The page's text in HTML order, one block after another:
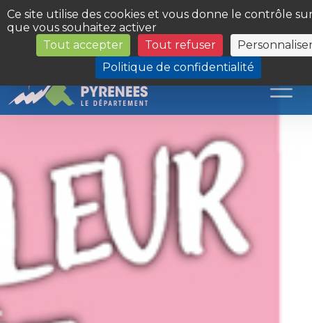
Panneau de gestion des cookies
Ce site utilise des cookies et vous donne le contrôle
que vous souhaitez activer
Tout accepter
Tout refuser
Politique de confidentialité
Les Sites du Département